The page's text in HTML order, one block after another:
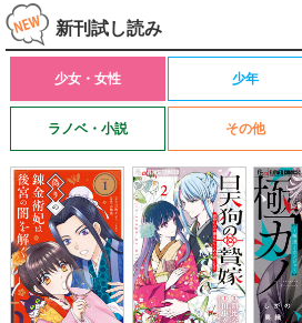
新刊試し読み
少女・女性 少年
ラノベ・小説 その他